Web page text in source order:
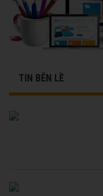
TIN BÊN LỀ